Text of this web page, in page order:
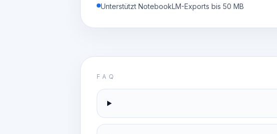
Unterstützt NotebookLM-Exports bis 50 MB
FAQ